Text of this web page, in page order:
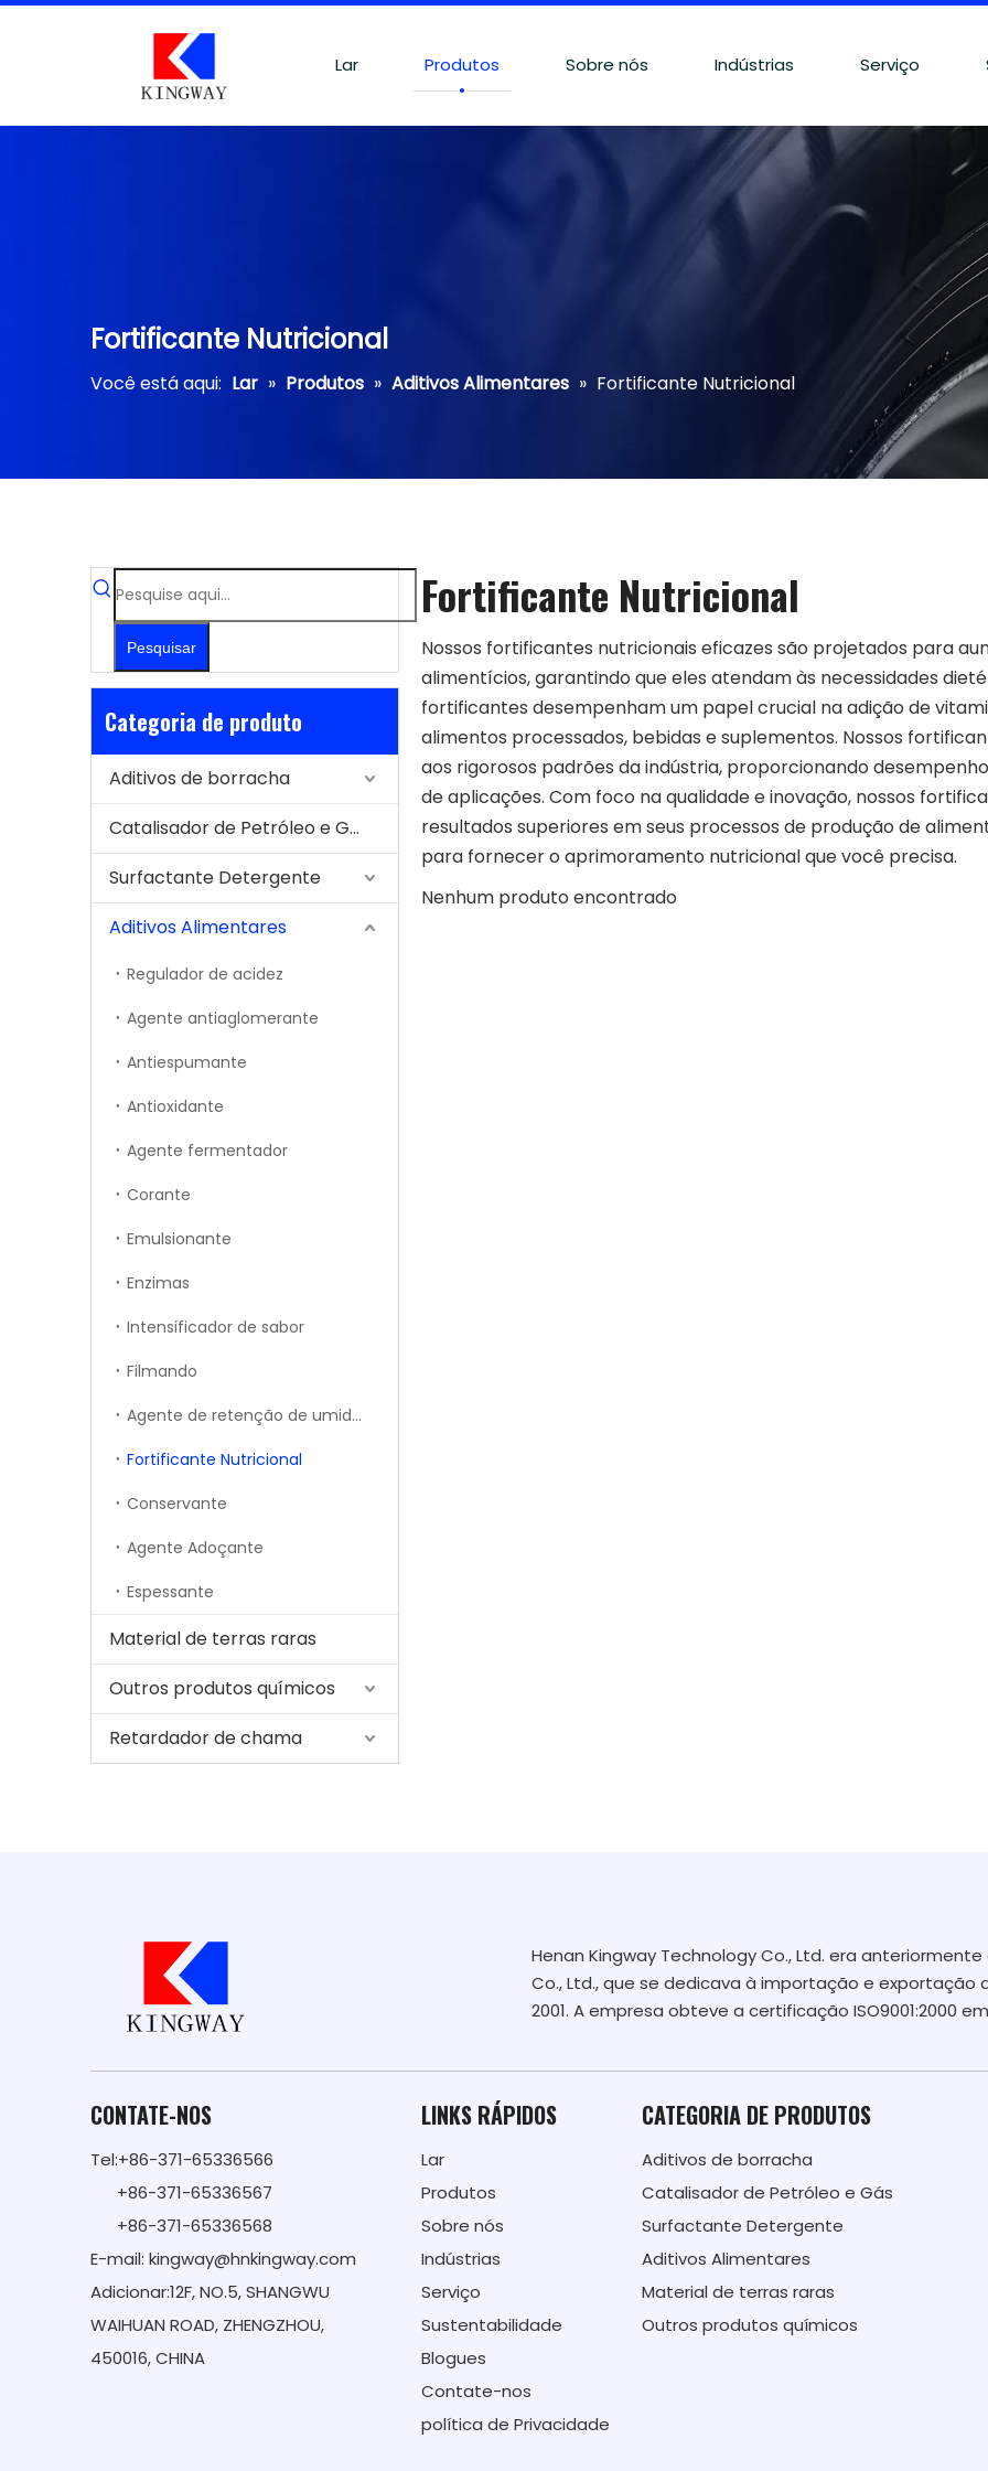
Lar Produtos Sobre nós Indústrias Serviço
Fortificante Nutricional
Você está aqui: Lar » Produtos » Aditivos Alimentares » Fortificante Nutricional
Pesquisar
Categoria de produto
Aditivos de borracha
Catalisador de Petróleo e Gás
Surfactante Detergente
Aditivos Alimentares
Regulador de acidez
Agente antiaglomerante
Antiespumante
Antioxidante
Agente fermentador
Corante
Emulsionante
Enzimas
Intensificador de sabor
Filmando
Agente de retenção de umidade
Fortificante Nutricional
Conservante
Agente Adoçante
Espessante
Material de terras raras
Outros produtos químicos
Retardador de chama
Fortificante Nutricional
Nossos fortificantes nutricionais eficazes são projetados para
alimentícios, garantindo que eles atendam às necessidades
fortificantes desempenham um papel crucial na adição de
alimentos processados, bebidas e suplementos. Nossos
aos rigorosos padrões da indústria, proporcionando
de aplicações. Com foco na qualidade e inovação, nossos
resultados superiores em seus processos de produção de
para fornecer o aprimoramento nutricional que você precisa.
Nenhum produto encontrado
Henan Kingway Technology Co., Ltd. era
Co., Ltd., que se dedicava à importação e
2001. A empresa obteve a certificação ISO9001:2000
CONTATE-NOS
Tel:+86-371-65336566
+86-371-65336567
+86-371-65336568
E-mail: kingway@hnkingway.com
Adicionar:12F, NO.5, SHANGWU
WAIHUAN ROAD, ZHENGZHOU,
450016, CHINA
LINKS RÁPIDOS
Lar
Produtos
Sobre nós
Indústrias
Serviço
Sustentabilidade
Blogues
Contate-nos
política de Privacidade
CATEGORIA DE PRODUTOS
Aditivos de borracha
Catalisador de Petróleo e Gás
Surfactante Detergente
Aditivos Alimentares
Material de terras raras
Outros produtos químicos